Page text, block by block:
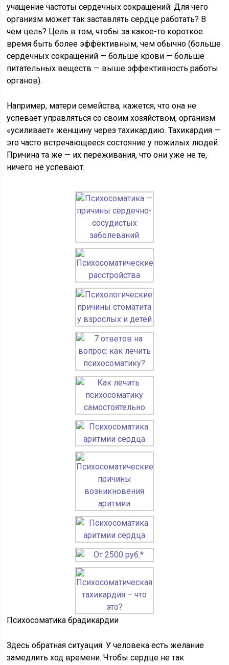
учащение частоты сердечных сокращений. Для чего
организм может так заставлять сердце работать? В
чем цель? Цель в том, чтобы за какое-то короткое
время быть более эффективным, чем обычно (больше
сердечных сокращений — больше крови — больше
питательных веществ — выше эффективность работы
органов).
Например, матери семейства, кажется, что она не
успевает управляться со своим хозяйством, организм
«усиливает» женщину через тахикардию. Тахикардия —
это часто встречающееся состояние у пожилых людей.
Причина та же — их переживания, что они уже не те,
ничего не успевают.
Психосоматика брадикардии
Здесь обратная ситуация. У человека есть желание
замедлить ход времени. Чтобы сердце не так